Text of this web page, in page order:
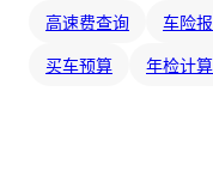
高速费查询 车险
买车预算 年检计